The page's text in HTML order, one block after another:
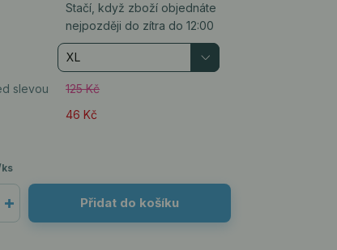
Stačí, když zboží objednáte
nejpozději do zítra do 12:00
slevou
125 Kč
46 Kč
ks
Přidat do košíku